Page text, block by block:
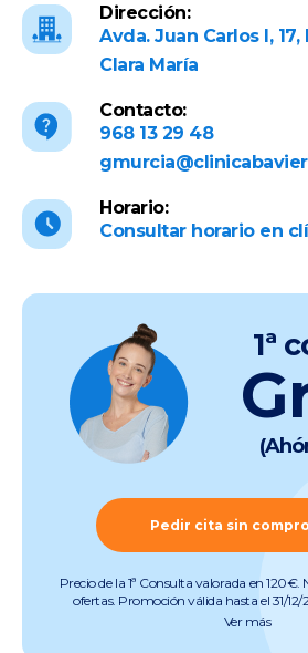
Dirección:
Avda. Juan Carlos I,
Clara María
Contacto:
968 13 29 48
Horario:
Consultar horario en
1ª
Pedir cita sin
Precio de la 1ª Consulta valorada en
ofertas. Promoción válida hasta el 31/
preoperatorias de miopía, hipermetropía,
Ver más